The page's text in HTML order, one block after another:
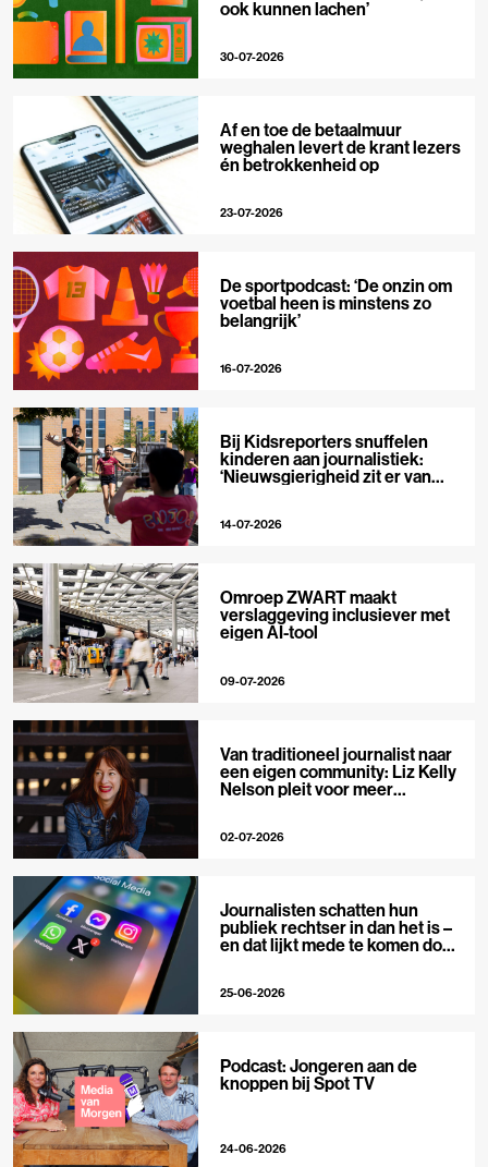
ook kunnen lachen’
30-07-2026
Af en toe de betaalmuur
weghalen levert de krant lezers
én betrokkenheid op
23-07-2026
De sportpodcast: ‘De onzin om
voetbal heen is minstens zo
belangrijk’
16-07-2026
Bij Kidsreporters snuffelen
kinderen aan journalistiek:
‘Nieuwsgierigheid zit er van
14-07-2026
Omroep ZWART maakt
verslaggeving inclusiever met
eigen AI-tool
09-07-2026
Van traditioneel journalist naar
een eigen community: Liz Kelly
Nelson pleit voor meer
02-07-2026
Journalisten schatten hun
publiek rechtser in dan het is –
en dat lijkt mede te komen door
25-06-2026
Podcast: Jongeren aan de
knoppen bij Spot TV
24-06-2026